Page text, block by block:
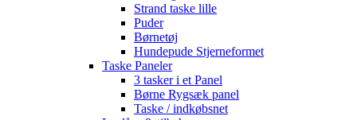
Strand taske lille
Puder
Børnetøj
Hundepude Stjerneformet
Taske Paneler
3 tasker i et Panel
Børne Rygsæk panel
Taske / indkøbsnet